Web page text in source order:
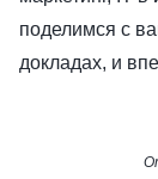
поделимся с
докладах, и